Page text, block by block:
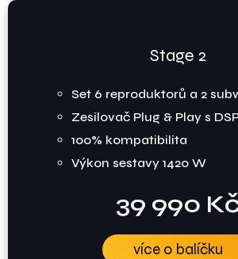
Stage 2
Set 6 reproduktorů a 2
Zesilovač Plug & Play s
100% kompatibilita
Výkon sestavy 1420 W
39 990
více o balíčku